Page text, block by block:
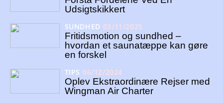
Udsigtskikkert
SUNDHED 03/11/2025
Fritidsmotion og sundhed –
hvordan et saunatæppe kan gøre
en forskel
TIPS 06/12/2024
Oplev Ekstraordinære Rejser med
Wingman Air Charter